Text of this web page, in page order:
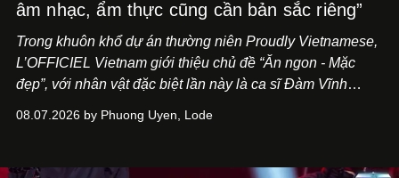
âm nhạc, ẩm thực cũng cần bản sắc riêng”
Trong khuôn khổ dự án thường niên Proudly Vietnamese,
L’OFFICIEL Vietnam giới thiệu chủ đề “Ăn ngon - Mặc
đẹp”, với nhân vật đặc biệt lần này là ca sĩ Đàm Vĩnh
Cà Phê Cà Pháo mang dấu ấn Indochine hoài niệm, thu
08.07.2026 by Phuong Uyen, Lode